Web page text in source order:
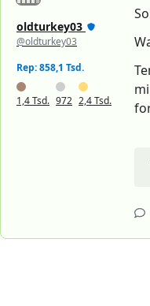
oldturkey03
@oldturkey03
Rep: 858,1 Tsd.
1,4 Tsd. 972 2,4 Tsd.